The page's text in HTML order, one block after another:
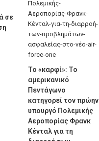
σε
Το «καρφί»: Το
αμερικανικό
Πεντάγωνο
κατηγορεί τον πρώην
υπουργό Πολεμικής
Αεροπορίας Φρανκ
Κένταλ για τη